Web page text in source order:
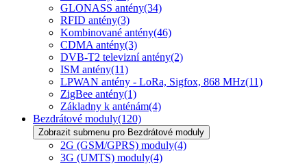
GLONASS antény(34)
RFID antény(3)
Kombinované antény(46)
CDMA antény(3)
DVB-T2 televizní antény(2)
ISM antény(11)
LPWAN antény - LoRa, Sigfox, 868 MHz(11)
ZigBee antény(1)
Základny k anténám(4)
Bezdrátové moduly(120)
Zobrazit submenu pro Bezdrátové moduly
2G (GSM/GPRS) moduly(4)
3G (UMTS) moduly(4)